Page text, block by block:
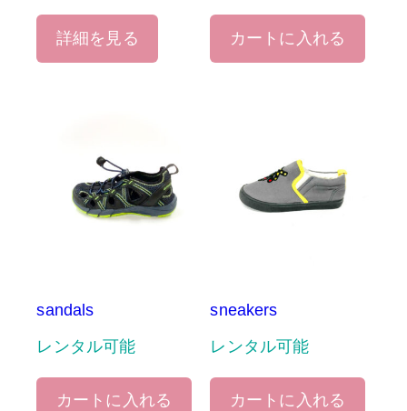
詳細を見る カートに入れる
sandals
レンタル可能
カートに入れる
sneakers
レンタル可能
カートに入れる